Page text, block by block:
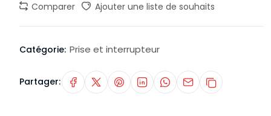
Comparer Ajouter une liste de souhaits
Catégorie: Prise et interrupteur
Partager: